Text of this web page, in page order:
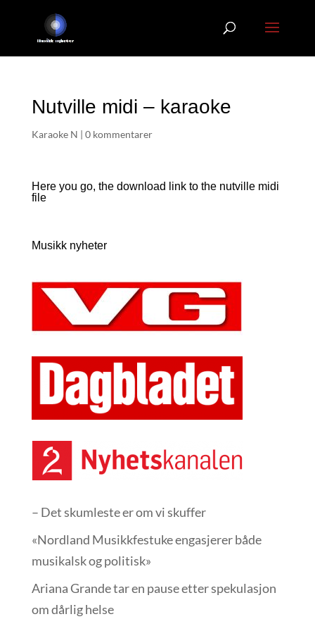
Nutville midi – karaoke
Karaoke N | 0 kommentarer
Here you go, the download link to the nutville midi
file
Musikk nyheter
– Det skumleste er om vi skuffer
«Nordland Musikkfest­uke engasjerer både
musikalsk og politisk»
Ariana Grande tar en pause etter spekulasjon
om dårlig helse